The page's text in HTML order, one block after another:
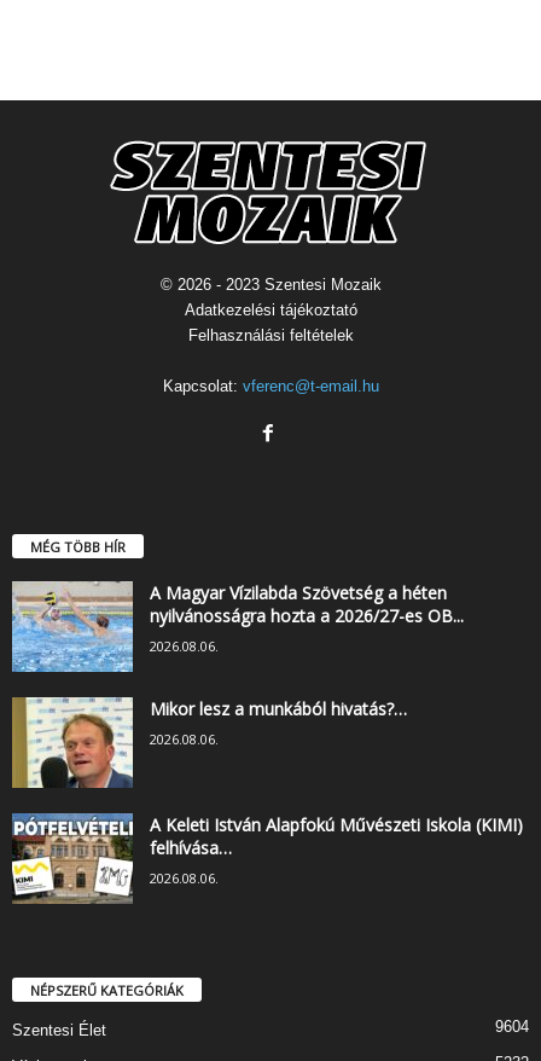
© 2026 - 2023 Szentesi Mozaik
Adatkezelési tájékoztató
Felhasználási feltételek
Kapcsolat: vferenc@t-email.hu
MÉG TÖBB HÍR
A Magyar Vízilabda Szövetség a héten
nyilvánosságra hozta a 2026/27-es OB...
2026.08.06.
Mikor lesz a munkából hivatás?…
2026.08.06.
A Keleti István Alapfokú Művészeti Iskola (KIMI)
felhívása…
2026.08.06.
NÉPSZERŰ KATEGÓRIÁK
Szentesi Élet 9604